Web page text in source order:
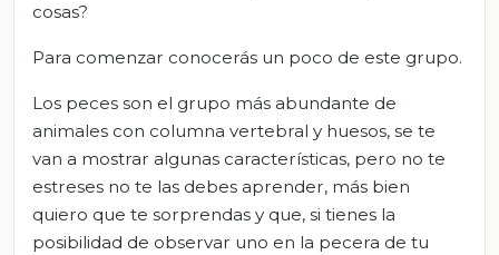
cosas?
Para comenzar conocerás un poco de este grupo.
Los peces son el grupo más abundante de
animales con columna vertebral y huesos, se te
van a mostrar algunas características, pero no te
estreses no te las debes aprender, más bien
quiero que te sorprendas y que, si tienes la
posibilidad de observar uno en la pecera de tu